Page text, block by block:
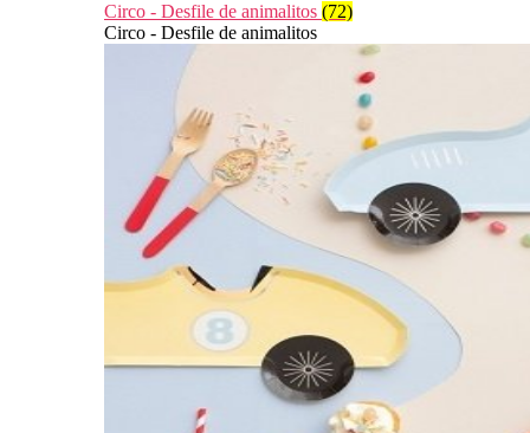
Circo - Desfile de animalitos (72)
Circo - Desfile de animalitos